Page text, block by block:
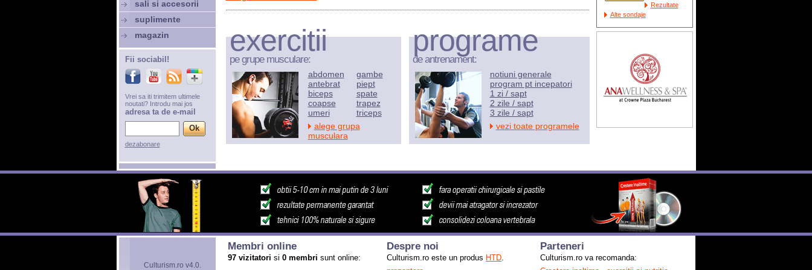
Rezultate
Alte sondaje
exercitii
pe grupe musculare:
abdomen
antebrat
biceps
coapse
umeri
gambe
piept
spate
trapez
triceps
alege grupa
musculara
programe
de antrenament:
notiuni generale
program pt incepatori
1 zi / sapt
2 zile / sapt
3 zile / sapt
vezi toate programele
sali si accesorii
suplimente
magazin
Fii sociabil!
Vrei sa iti trimitem ultimele
noutati? Introdu mai jos
adresa ta de e-mail
dezabonare
Culturism.ro v4.0.
Membri online
97 vizitatori si 0 membri sunt online:
Despre noi
Culturism.ro este un produs HTD.
Parteneri
Culturism.ro va recomanda: